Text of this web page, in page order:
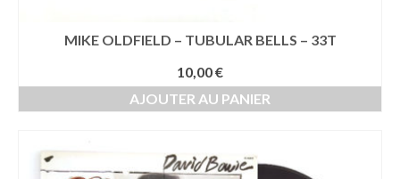
MIKE OLDFIELD – TUBULAR BELLS – 33T
10,00€
AJOUTER AU PANIER